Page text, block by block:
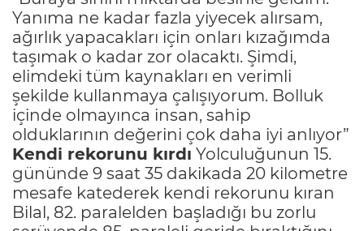
Yanıma ne kadar fazla yiyecek alırsam,
ağırlık yapacakları için onları kızağımda
taşımak o kadar zor olacaktı. Şimdi,
elimdeki tüm kaynakları en verimli
şekilde kullanmaya çalışıyorum. Bolluk
içinde olmayınca insan, sahip
olduklarının değerini çok daha iyi anlıyor”
Kendi rekorunu kırdı Yolculuğunun 15.
gününde 9 saat 35 dakikada 20 kilometre
mesafe katederek kendi rekorunu kıran
Bilal, 82. paralelden başladığı bu zorlu